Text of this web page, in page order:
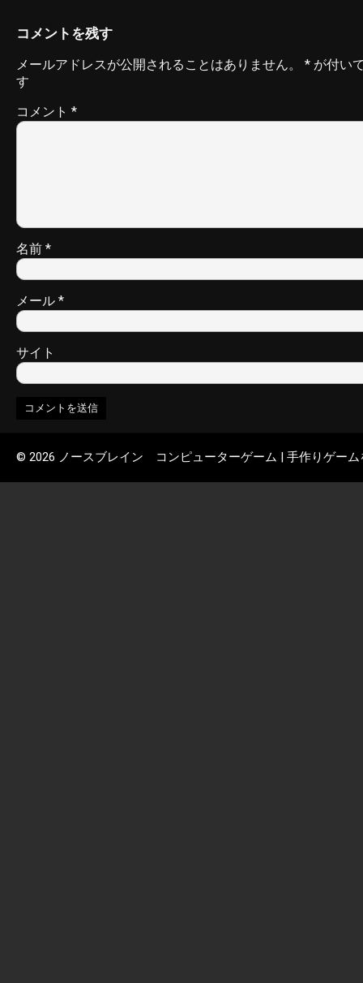
コメントを残す
メールアドレスが公開されることはありません。 * が付い
す
コメント *
名前 *
メール *
サイト
© 2026 ノースブレイン コンピューターゲーム | 手作りゲーム